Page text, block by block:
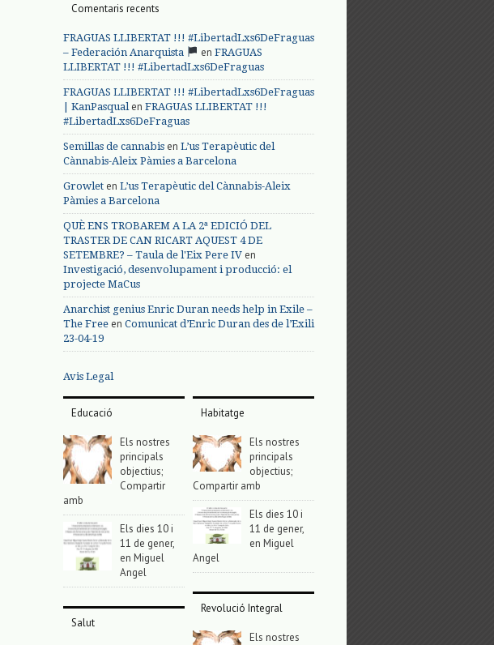
Comentaris recents
FRAGUAS LLIBERTAT !!! #LibertadLxs6DeFraguas
– Federación Anarquista
en FRAGUAS
LLIBERTAT !!! #LibertadLxs6DeFraguas
FRAGUAS LLIBERTAT !!! #LibertadLxs6DeFraguas
| KanPasqualen FRAGUAS LLIBERTAT !!!
#LibertadLxs6DeFraguas
Semillas de cannabis en L’us Terapèutic del
Cànnabis-Aleix Pàmies a Barcelona
Growlet en L’us Terapèutic del Cànnabis-Aleix
Pàmies a Barcelona
QUÈ ENS TROBAREM A LA 2ª EDICIÓ DEL
TRASTER DE CAN RICART AQUEST 4 DE
SETEMBRE? – Taula de l'Eix Pere IV en
Investigació, desenvolupament i producció: el
projecte MaCus
Anarchist genius Enric Duran needs help in Exile –
The Free en Comunicat d’Enric Duran des de l’Exili
23-04-19
Avis Legal
Educació
Els nostres
principals
objectius;
Compartir
amb
Els dies 10 i
11 de gener,
en Miguel
Angel
Salut
Habitatge
Els nostres
principals
objectius;
Compartir amb
Els dies 10 i
11 de gener,
en Miguel
Angel
Revolució Integral
Els nostres